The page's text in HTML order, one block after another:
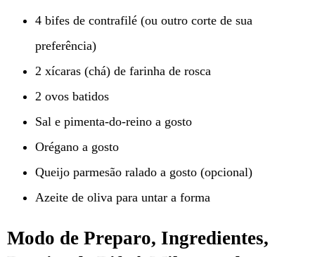
4 bifes de contrafilé (ou outro corte de sua
preferência)
2 xícaras (chá) de farinha de rosca
2 ovos batidos
Sal e pimenta-do-reino a gosto
Orégano a gosto
Queijo parmesão ralado a gosto (opcional)
Azeite de oliva para untar a forma
Modo de Preparo, Ingredientes,